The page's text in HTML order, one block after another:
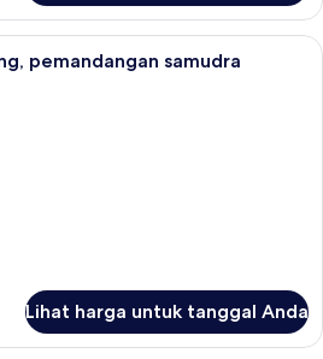
TV layar datar, konsol video game,
pemandangan samudra
Lihat harga untuk tanggal Anda